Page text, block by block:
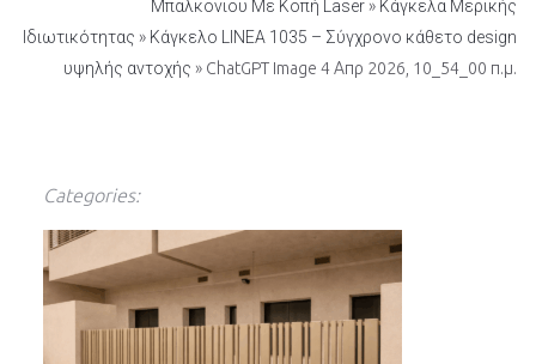
Μπαλκονιου Με Κοπή Laser» Κάγκελα Μερικής
Ιδιωτικότητας » Κάγκελο LINEA 1035 – Σύγχρονο κάθετο design
υψηλής αντοχής » ChatGPT Image 4 Απρ 2026, 10_54_00 π.μ.
Categories: